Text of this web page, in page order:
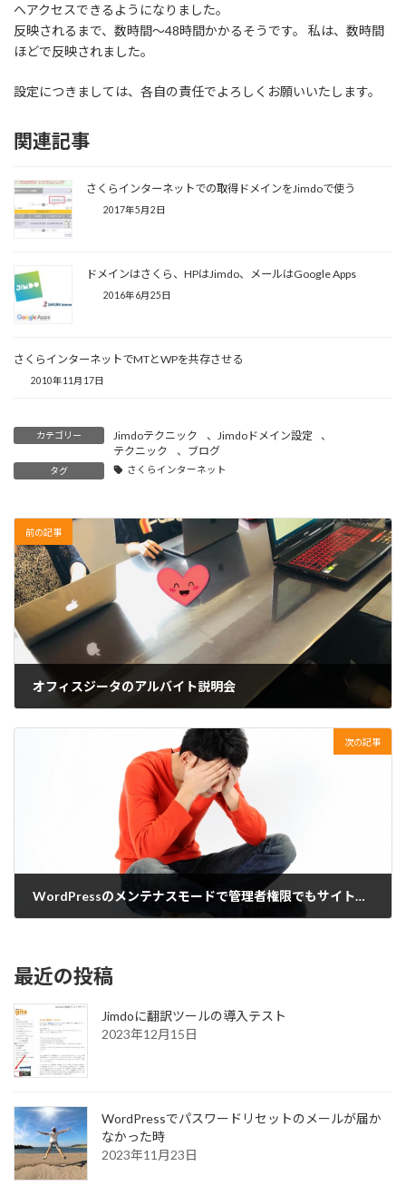
へアクセスできるようになりました。
反映されるまで、数時間～48時間かかるそうです。 私は、数時間
ほどで反映されました。
設定につきましては、各自の責任でよろしくお願いいたします。
関連記事
さくらインターネットでの取得ドメインをJimdoで使う
2017年5月2日
ドメインはさくら、HPはJimdo、メールはGoogle Apps
2016年6月25日
さくらインターネットでMTとWPを共存させる
2010年11月17日
カテゴリー Jimdoテクニック 、 Jimdoドメイン設定
、
テクニック
、 ブログ
タグ さくらインターネット
前の記事
オフィスジータのアルバイト説明会
次の記事
WordPressのメンテナスモードで管理者権限でもサイトが見れなかった時
最近の投稿
Jimdoに翻訳ツールの導入テスト
2023年12月15日
WordPressでパスワードリセットのメールが届か
なかった時
2023年11月23日